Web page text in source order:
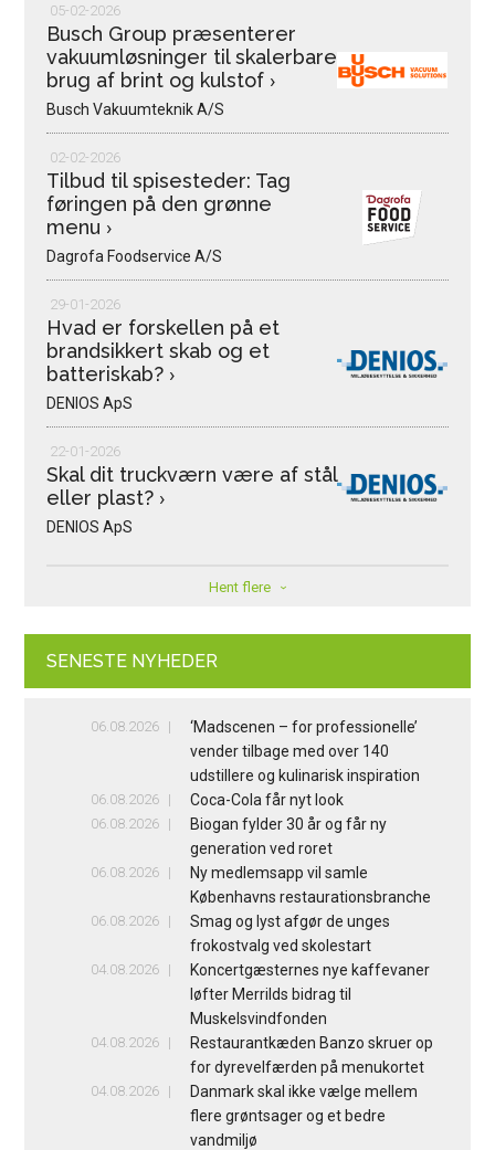
05-02-2026
Busch Group præsenterer
vakuumløsninger til skalerbare
brug af brint og kulstof ›
Busch Vakuumteknik A/S
02-02-2026
Tilbud til spisesteder: Tag
føringen på den grønne
menu ›
Dagrofa Foodservice A/S
29-01-2026
Hvad er forskellen på et
brandsikkert skab og et
batteriskab? ›
DENIOS ApS
22-01-2026
Skal dit truckværn være af stål
eller plast? ›
DENIOS ApS
Hent flere
SENESTE NYHEDER
06.08.2026
‘Madscenen – for professionelle’
vender tilbage med over 140
udstillere og kulinarisk inspiration
06.08.2026 Coca-Cola får nyt look
06.08.2026
Biogan fylder 30 år og får ny
generation ved roret
06.08.2026
Ny medlemsapp vil samle
Københavns restaurationsbranche
06.08.2026
Smag og lyst afgør de unges
frokostvalg ved skolestart
04.08.2026
Koncertgæsternes nye kaffevaner
løfter Merrilds bidrag til
Muskelsvindfonden
04.08.2026
Restaurantkæden Banzo skruer op
for dyrevelfærden på menukortet
04.08.2026
Danmark skal ikke vælge mellem
flere grøntsager og et bedre
vandmiljø